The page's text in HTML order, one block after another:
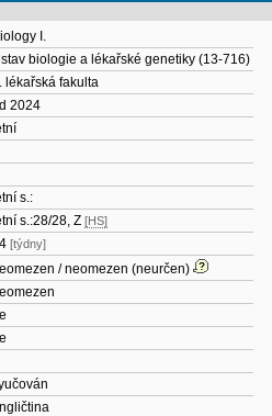
I.
biologie a lékařské genetiky (13-716)
lékařská fakulta
2024
s.:
s.:28/28, Z [HS]
[týdny]
/ neomezen (neurčen)